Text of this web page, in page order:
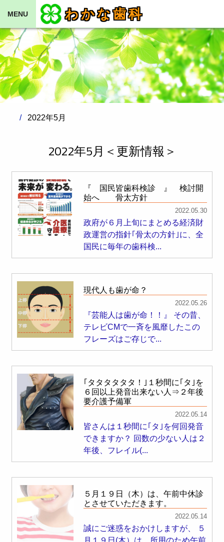
MENU わかな歯科
2022年5月
2022年5月＜更新情報＞
『 国民皆歯科検診 』 検討開
始へ 骨太方針
2022.05.30
政府が６月上旬にまとめる経済財
政運営の指針｢骨太の方針｣に、全
国民に毎年の歯科検...
現代人も歯が命？
2022.05.26
『芸能人は歯が命！！』 その昔、
テレビCMで一斉を風靡したこの
フレーズはご存じで...
｢タタタタタタ！｣１秒間に｢タ｣を
６回以上発音出来ない人⇒２年後
要介護予備軍
2022.05.14
皆さんは１秒間に｢タ｣を何回発音
できますか？ 回数の少ない人は２
年後、フレイル(...
５月１９日（木）は、午前中休診
とさせていただきます。
2022.05.14
誠にご迷惑をおかけしますが、 ５
月１９日(木）は、所用のため午前